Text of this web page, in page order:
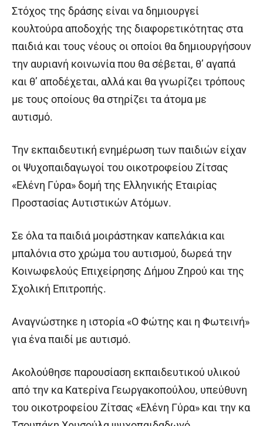
Στόχος της δράσης είναι να δημιουργεί
κουλτούρα αποδοχής της διαφορετικότητας στα
παιδιά και τους νέους οι οποίοι θα δημιουργήσουν
την αυριανή κοινωνία που θα σέβεται, θ’ αγαπά
και θ’ αποδέχεται, αλλά και θα γνωρίζει τρόπους
με τους οποίους θα στηρίζει τα άτομα με
αυτισμό.
Την εκπαιδευτική ενημέρωση των παιδιών είχαν
οι Ψυχοπαιδαγωγοί του οικοτροφείου Ζίτσας
«Ελένη Γύρα» δομή της Ελληνικής Εταιρίας
Προστασίας Αυτιστικών Ατόμων.
Σε όλα τα παιδιά μοιράστηκαν καπελάκια και
μπαλόνια στο χρώμα του αυτισμού, δωρεά την
Κοινωφελούς Επιχείρησης Δήμου Ζηρού και της
Σχολική Επιτροπής.
Αναγνώστηκε η ιστορία «Ο Φώτης και η Φωτεινή»
για ένα παιδί με αυτισμό.
Ακολούθησε παρουσίαση εκπαιδευτικού υλικού
από την κα Κατερίνα Γεωργακοπούλου, υπεύθυνη
του οικοτροφείου Ζίτσας «Ελένη Γύρα» και την κα